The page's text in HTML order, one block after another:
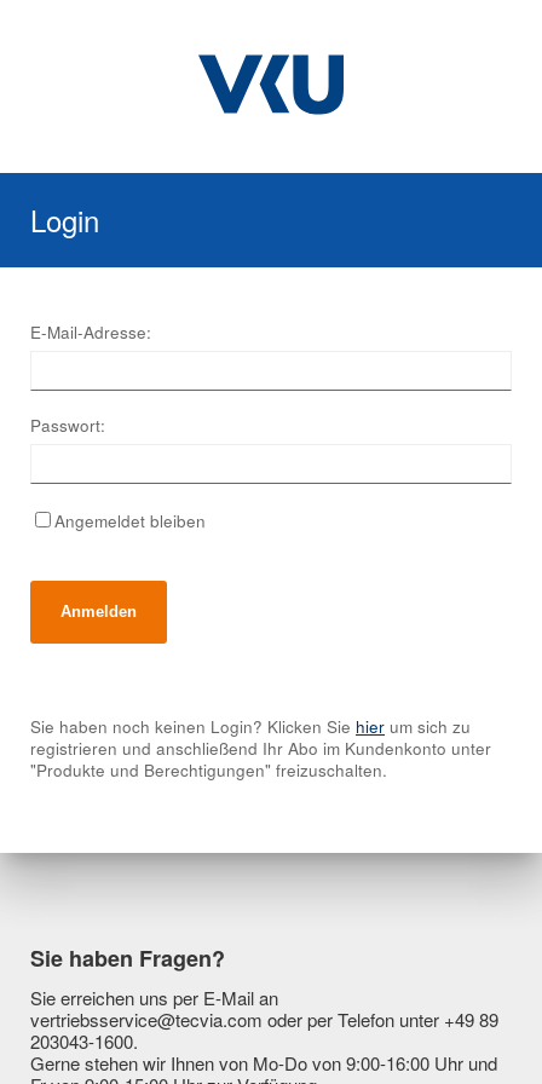
Login
E-Mail-Adresse:
Passwort:
Angemeldet bleiben
Sie haben noch keinen Login? Klicken Sie hier um sich zu
registrieren und anschließend Ihr Abo im Kundenkonto unter
"Produkte und Berechtigungen" freizuschalten.
Sie haben Fragen?
Sie erreichen uns per E-Mail an
vertriebsservice@tecvia.com oder per Telefon unter +49 89
203043-1600.
Gerne stehen wir Ihnen von Mo-Do von 9:00-16:00 Uhr und